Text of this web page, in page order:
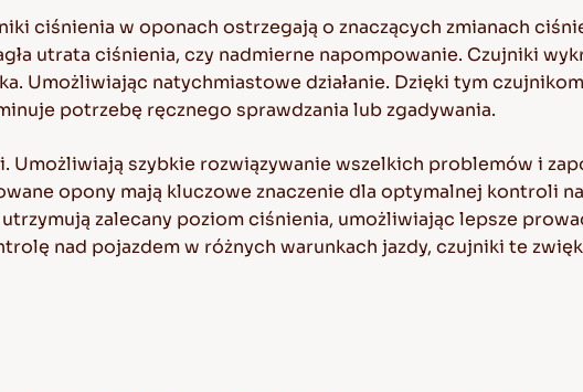
ciśnienia w oponach ostrzegają o znaczących zmianach
utrata ciśnienia, czy nadmierne napompowanie. Czujniki
Umożliwiając natychmiastowe działanie. Dzięki tym
potrzebę ręcznego sprawdzania lub zgadywania.
Umożliwiają szybkie rozwiązywanie wszelkich problemów i
opony mają kluczowe znaczenie dla optymalnej kontroli
zalecany poziom ciśnienia, umożliwiając lepsze
nad pojazdem w różnych warunkach jazdy, czujniki te